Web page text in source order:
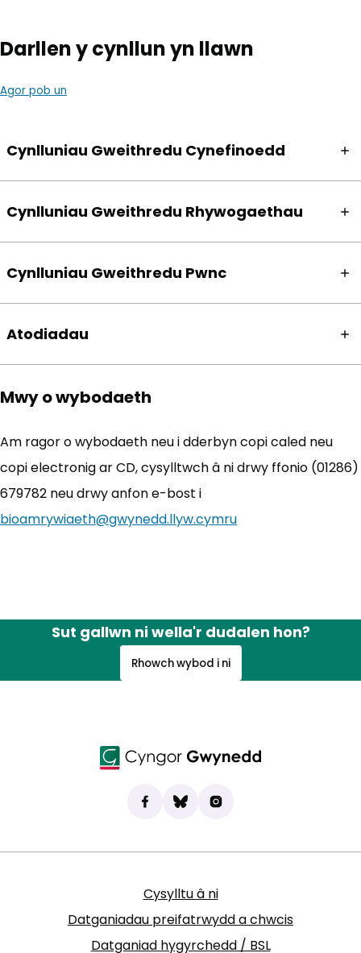
Darllen y cynllun yn llawn
Agor pob un
Cynlluniau Gweithredu Cynefinoedd
Cynlluniau Gweithredu Rhywogaethau
Cynlluniau Gweithredu Pwnc
Atodiadau
Mwy o wybodaeth
Am ragor o wybodaeth neu i dderbyn copi caled neu
copi electronig ar CD, cysylltwch â ni drwy ffonio (01286)
679782 neu drwy anfon e-bost i
bioamrywiaeth@gwynedd.llyw.cymru
Sut gallwn ni wella'r dudalen hon?
Rhowch wybod i ni
Dod o hyd i ni ar Facebook
(yn agor mewn tab newydd)
Bluesky
(yn agor mewn tab newydd)
Instagram
(yn agor mewn tab
Cysylltu â ni
Datganiadau preifatrwydd a chwcis
Datganiad hygyrchedd / BSL